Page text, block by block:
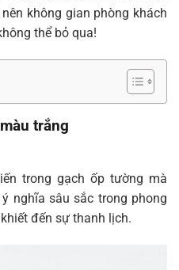
không gian phòng khách
thể bỏ qua!
trắng
trong gạch ốp tường mà
nghĩa sâu sắc trong phong
đến sự thanh lịch.